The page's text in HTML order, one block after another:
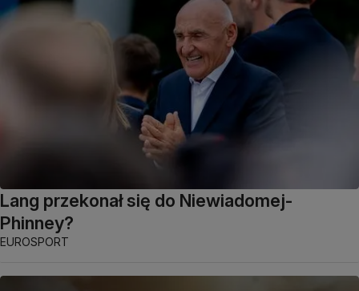
Lang przekonał się do Niewiadomej-
Phinney?
EUROSPORT